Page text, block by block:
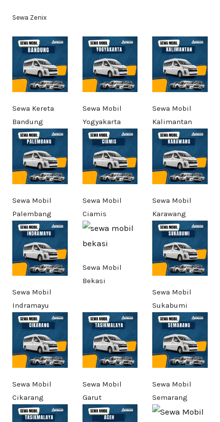
Sewa Zenix
Sewa Kereta
Bandung
Sewa Mobil
Yogyakarta
Sewa Mobil
Kalimantan
Sewa Mobil
Palembang
Sewa Mobil
Ciamis
Sewa Mobil
Karawang
Sewa Mobil
Indramayu
Sewa Mobil
Bekasi
Sewa Mobil
Sukabumi
Sewa Mobil
Cikarang
Sewa Mobil
Garut
Sewa Mobil
Semarang